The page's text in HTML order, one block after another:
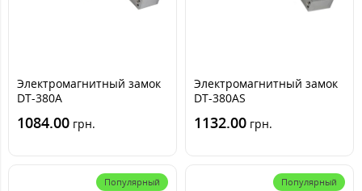
Электромагнитный замок
DT-380A
1084.00 грн.
Электромагнитный замок
DT-380AS
1132.00 грн.
Популярный Популярный